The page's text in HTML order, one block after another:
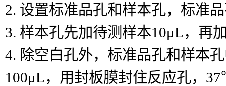
2. 设置标准品孔和样本孔，标准
3. 样本孔先加待测样本10μL，再
4. 除空白孔外，标准品孔和样本
100μL，用封板膜封住反应孔，